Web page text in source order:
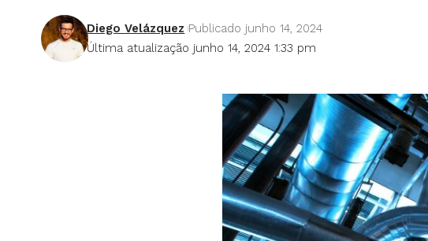
Última atualização junho 14, 2024 1:33 pm
Diego Velázquez Publicado junho 14, 2024